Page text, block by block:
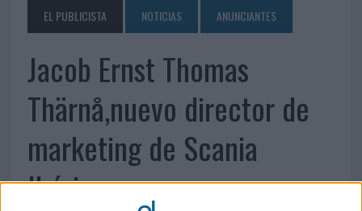
EL PUBLICISTA NOTICIAS ANUNCIANTES
Jacob Ernst Thomas
Thärnå,nuevo director de
marketing de Scania
Ibérica